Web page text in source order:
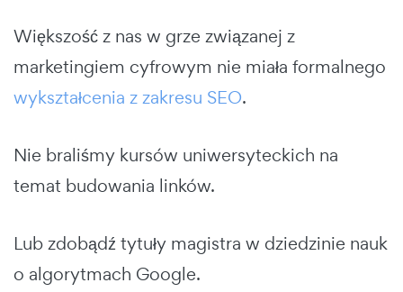
Większość z nas w grze związanej z
marketingiem cyfrowym nie miała formalnego
wykształcenia z zakresu SEO.
Nie braliśmy kursów uniwersyteckich na
temat budowania linków.
Lub zdobądź tytuły magistra w dziedzinie nauk
o algorytmach Google.